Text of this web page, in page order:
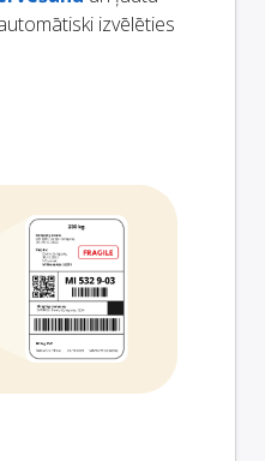
izvēlēties